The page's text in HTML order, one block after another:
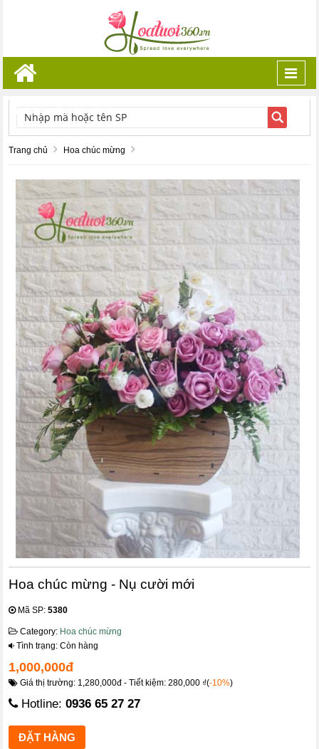
TÌM KIẾM
Trang chủ Hoa chúc mừng
Hoa chúc mừng - Nụ cười mới
Mã SP:5380
Category: Hoa chúc mừng
Tình trạng: Còn hàng
1,000,000đ
Giá thị trường: 1,280,000đ - Tiết kiệm: 280,000 ₫(-10%)
Hotline:0936 65 27 27